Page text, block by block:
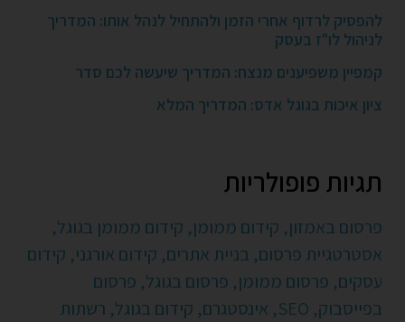
להפסיק לרדוף אחרי הזמן ולהתחיל לנהל אותו: המדריך
לניהול לו"ז בעסק
קמפיין משפיענים מנצח: המדריך שיעשה לכם סדר
ציון איכות בגוגל אדס: המדריך המלא
תגיות פופולריות
פרסום באמזון, קידום ממומן, קידום ממומן בגוגל,
אסטרטגיית פרסום, בניית אתרים, קידום אורגני, קידום
עסקים, פרסום ממומן, פרסום בגוגל, פרסום
בפייסבוק, SEO, אינסטגרם, קידום בגוגל, רשתות